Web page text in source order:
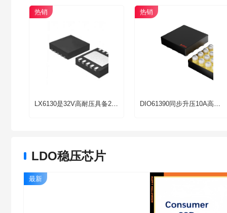
热销 热销
DIO61390同步升压10A高功率高频大电流DCDC升压转换器芯片
LDO稳压芯片
最新